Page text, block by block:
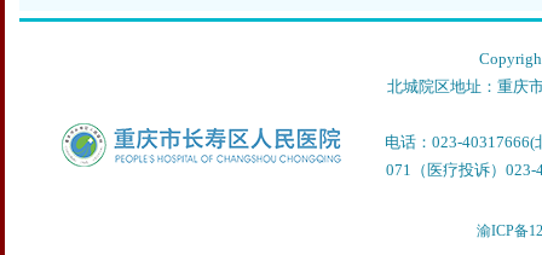
北城院区地址：重庆
电话：023-
071（医疗投诉）023-
渝ICP备